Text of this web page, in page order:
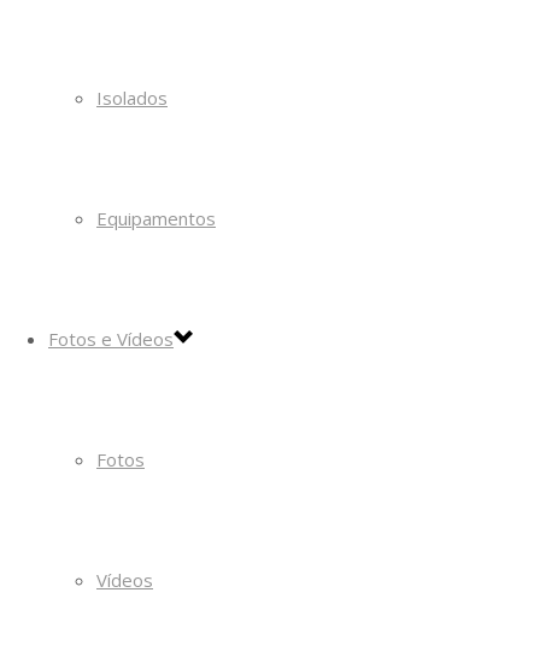
Isolados
Equipamentos
Fotos e Vídeos
Fotos
Vídeos